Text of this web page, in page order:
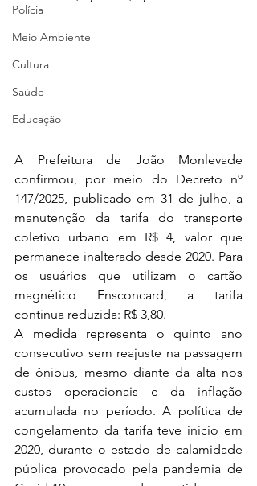
Polícia
Meio Ambiente
Cultura
Saúde
Educação
A Prefeitura de João Monlevade
confirmou, por meio do Decreto nº
147/2025, publicado em 31 de julho, a
manutenção da tarifa do transporte
coletivo urbano em R$ 4, valor que
permanece inalterado desde 2020. Para
os usuários que utilizam o cartão
magnético Ensconcard, a tarifa
continua reduzida: R$ 3,80.
A medida representa o quinto ano
consecutivo sem reajuste na passagem
de ônibus, mesmo diante da alta nos
custos operacionais e da inflação
acumulada no período. A política de
congelamento da tarifa teve início em
2020, durante o estado de calamidade
pública provocado pela pandemia de